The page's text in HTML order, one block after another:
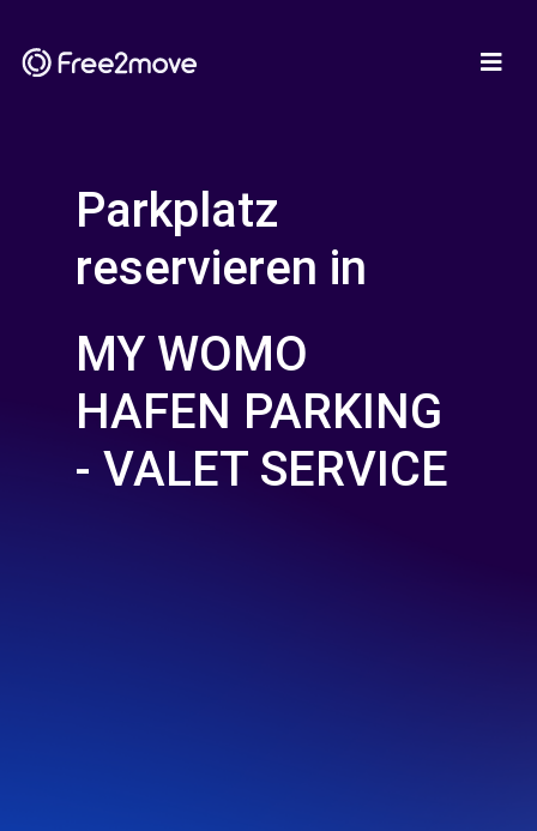
Parkplatz
reservieren in
MY WOMO
HAFEN PARKING
- VALET SERVICE